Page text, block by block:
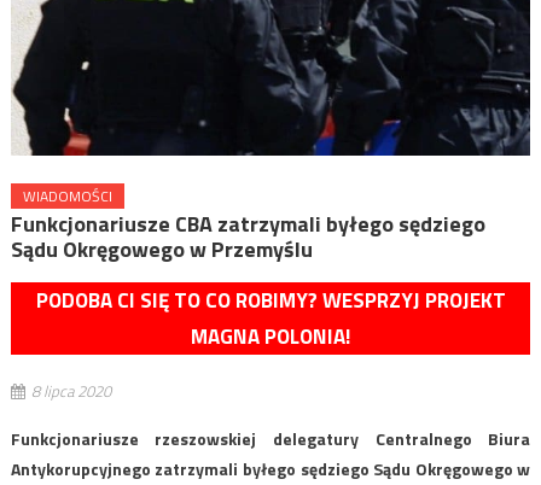
WIADOMOŚCI
Funkcjonariusze CBA zatrzymali byłego sędziego
Sądu Okręgowego w Przemyślu
PODOBA CI SIĘ TO CO ROBIMY? WESPRZYJ PROJEKT
MAGNA POLONIA!
8 lipca 2020
Funkcjonariusze rzeszowskiej delegatury Centralnego Biura
Antykorupcyjnego zatrzymali byłego sędziego Sądu Okręgowego w